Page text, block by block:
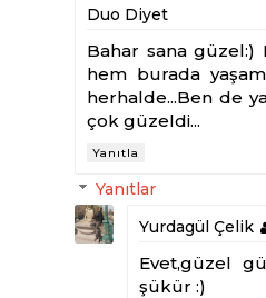
Duo Diyet
Bahar sana güzel:)
hem burada
herhalde...Ben de
çok güzeldi...
Yanıtla
Yanıtlar
Yurdagül Çelik
Evet,güzel
şükür :)